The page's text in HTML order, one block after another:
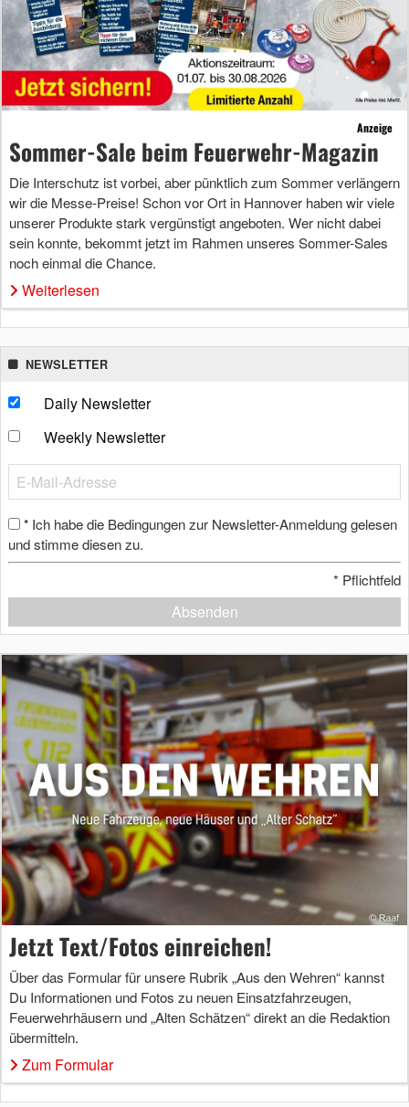
Anzeige
Sommer-Sale beim Feuerwehr-Magazin
Die Interschutz ist vorbei, aber pünktlich zum Sommer verlängern
wir die Messe-Preise! Schon vor Ort in Hannover haben wir viele
unserer Produkte stark vergünstigt angeboten. Wer nicht dabei
sein konnte, bekommt jetzt im Rahmen unseres Sommer-Sales
noch einmal die Chance.
Weiterlesen
NEWSLETTER
Daily Newsletter
Weekly Newsletter
* Ich habe die Bedingungen zur Newsletter-Anmeldung gelesen
und stimme diesen zu.
* Pflichtfeld
Absenden
Jetzt Text/Fotos einreichen!
Über das Formular für unsere Rubrik „Aus den Wehren“ kannst
Du Informationen und Fotos zu neuen Einsatzfahrzeugen,
Feuerwehrhäusern und „Alten Schätzen“ direkt an die Redaktion
übermitteln.
Zum Formular